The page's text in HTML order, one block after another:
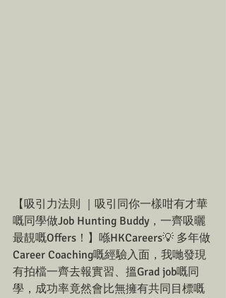
【吸引力法則 ｜吸引同你一樣咁有才華
嘅同學做Job Hunting Buddy，一齊吸曬
最靚嘅Offers！】喺HKCareers💡 多年做
Career Coaching嘅經驗入面，我哋發現
有拍檔一齊去報實習、搵Grad job嘅同
學，成功率竟然會比無擁有共同目標嘅